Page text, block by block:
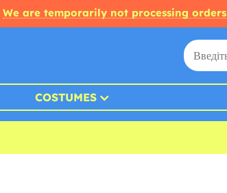
We are temporarily not processing orders
COSTUMES